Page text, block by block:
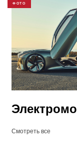
ФОТО
Смотреть все